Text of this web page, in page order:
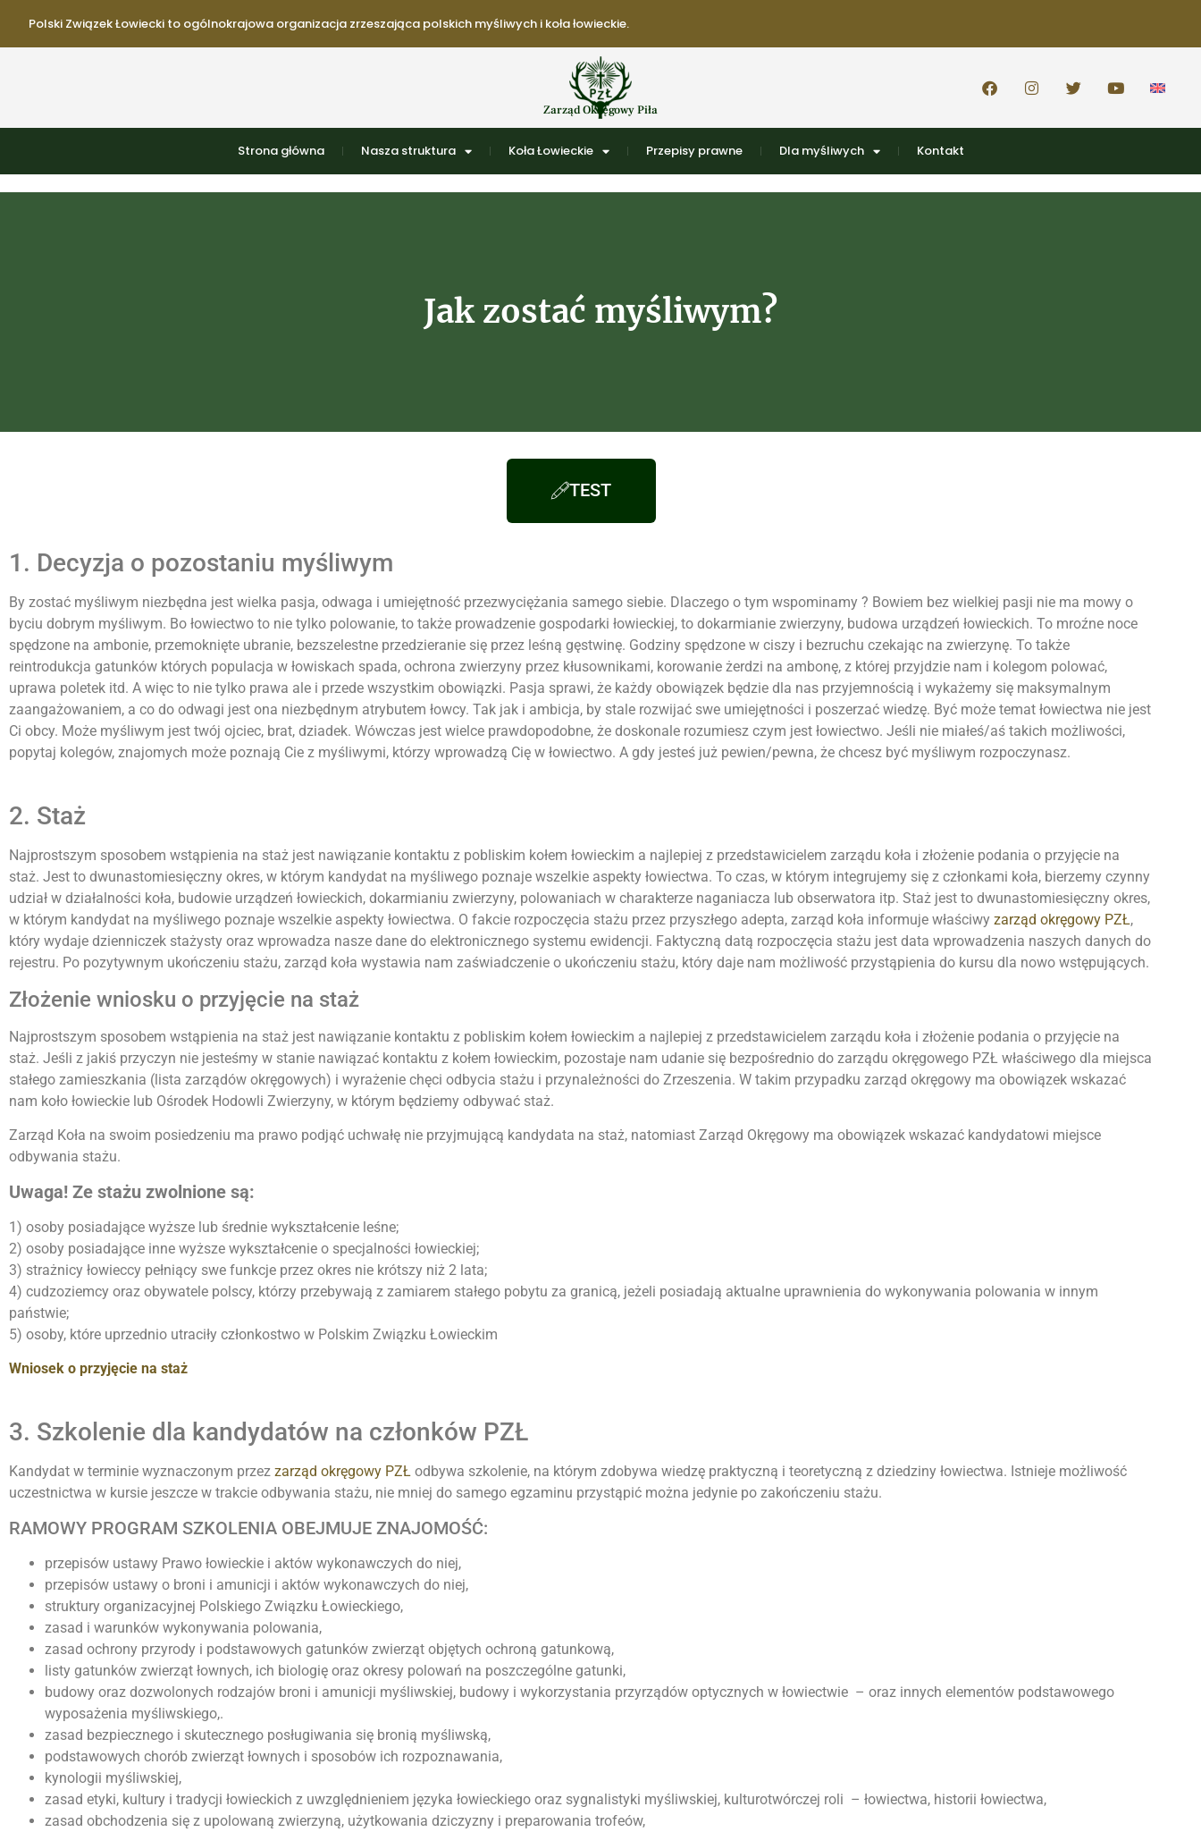
Polski Związek Łowiecki to ogólnokrajowa organizacja zrzeszająca polskich myśliwych i koła łowieckie.
Zarząd Okręgowy Piła
Strona główna Nasza struktura Koła Łowieckie Przepisy prawne Dla myśliwych Kontakt
Jak zostać myśliwym?
TEST
1. Decyzja o pozostaniu myśliwym
By zostać myśliwym niezbędna jest wielka pasja, odwaga i umiejętność przezwyciężania samego siebie. Dlaczego o tym wspominamy ? Bowiem bez wielkiej pasji nie ma mowy o
byciu dobrym myśliwym. Bo łowiectwo to nie tylko polowanie, to także prowadzenie gospodarki łowieckiej, to dokarmianie zwierzyny, budowa urządzeń łowieckich. To mroźne noce
spędzone na ambonie, przemoknięte ubranie, bezszelestne przedzieranie się przez leśną gęstwinę. Godziny spędzone w ciszy i bezruchu czekając na zwierzynę. To także
reintrodukcja gatunków których populacja w łowiskach spada, ochrona zwierzyny przez kłusownikami, korowanie żerdzi na ambonę, z której przyjdzie nam i kolegom polować,
uprawa poletek itd. A więc to nie tylko prawa ale i przede wszystkim obowiązki. Pasja sprawi, że każdy obowiązek będzie dla nas przyjemnością i wykażemy się maksymalnym
zaangażowaniem, a co do odwagi jest ona niezbędnym atrybutem łowcy. Tak jak i ambicja, by stale rozwijać swe umiejętności i poszerzać wiedzę. Być może temat łowiectwa nie jest
Ci obcy. Może myśliwym jest twój ojciec, brat, dziadek. Wówczas jest wielce prawdopodobne, że doskonale rozumiesz czym jest łowiectwo. Jeśli nie miałeś/aś takich możliwości,
popytaj kolegów, znajomych może poznają Cie z myśliwymi, którzy wprowadzą Cię w łowiectwo. A gdy jesteś już pewien/pewna, że chcesz być myśliwym rozpoczynasz.
2. Staż
Najprostszym sposobem wstąpienia na staż jest nawiązanie kontaktu z pobliskim kołem łowieckim a najlepiej z przedstawicielem zarządu koła i złożenie podania o przyjęcie na
staż. Jest to dwunastomiesięczny okres, w którym kandydat na myśliwego poznaje wszelkie aspekty łowiectwa. To czas, w którym integrujemy się z członkami koła, bierzemy czynny
udział w działalności koła, budowie urządzeń łowieckich, dokarmianiu zwierzyny, polowaniach w charakterze naganiacza lub obserwatora itp. Staż jest to dwunastomiesięczny okres,
w którym kandydat na myśliwego poznaje wszelkie aspekty łowiectwa. O fakcie rozpoczęcia stażu przez przyszłego adepta, zarząd koła informuje właściwy zarząd okręgowy PZŁ,
który wydaje dzienniczek stażysty oraz wprowadza nasze dane do elektronicznego systemu ewidencji. Faktyczną datą rozpoczęcia stażu jest data wprowadzenia naszych danych do
rejestru. Po pozytywnym ukończeniu stażu, zarząd koła wystawia nam zaświadczenie o ukończeniu stażu, który daje nam możliwość przystąpienia do kursu dla nowo wstępujących.
Złożenie wniosku o przyjęcie na staż
Najprostszym sposobem wstąpienia na staż jest nawiązanie kontaktu z pobliskim kołem łowieckim a najlepiej z przedstawicielem zarządu koła i złożenie podania o przyjęcie na
staż. Jeśli z jakiś przyczyn nie jesteśmy w stanie nawiązać kontaktu z kołem łowieckim, pozostaje nam udanie się bezpośrednio do zarządu okręgowego PZŁ właściwego dla miejsca
stałego zamieszkania (lista zarządów okręgowych) i wyrażenie chęci odbycia stażu i przynależności do Zrzeszenia. W takim przypadku zarząd okręgowy ma obowiązek wskazać
nam koło łowieckie lub Ośrodek Hodowli Zwierzyny, w którym będziemy odbywać staż.
Zarząd Koła na swoim posiedzeniu ma prawo podjąć uchwałę nie przyjmującą kandydata na staż, natomiast Zarząd Okręgowy ma obowiązek wskazać kandydatowi miejsce
odbywania stażu.
Uwaga! Ze stażu zwolnione są:
1) osoby posiadające wyższe lub średnie wykształcenie leśne;
2) osoby posiadające inne wyższe wykształcenie o specjalności łowieckiej;
3) strażnicy łowieccy pełniący swe funkcje przez okres nie krótszy niż 2 lata;
4) cudzoziemcy oraz obywatele polscy, którzy przebywają z zamiarem stałego pobytu za granicą, jeżeli posiadają aktualne uprawnienia do wykonywania polowania w innym
państwie;
5) osoby, które uprzednio utraciły członkostwo w Polskim Związku Łowieckim
Wniosek o przyjęcie na staż
3. Szkolenie dla kandydatów na członków PZŁ
Kandydat w terminie wyznaczonym przez zarząd okręgowy PZŁ odbywa szkolenie, na którym zdobywa wiedzę praktyczną i teoretyczną z dziedziny łowiectwa. Istnieje możliwość
uczestnictwa w kursie jeszcze w trakcie odbywania stażu, nie mniej do samego egzaminu przystąpić można jedynie po zakończeniu stażu.
RAMOWY PROGRAM SZKOLENIA OBEJMUJE ZNAJOMOŚĆ:
przepisów ustawy Prawo łowieckie i aktów wykonawczych do niej,
przepisów ustawy o broni i amunicji i aktów wykonawczych do niej,
struktury organizacyjnej Polskiego Związku Łowieckiego,
zasad i warunków wykonywania polowania,
zasad ochrony przyrody i podstawowych gatunków zwierząt objętych ochroną gatunkową,
listy gatunków zwierząt łownych, ich biologię oraz okresy polowań na poszczególne gatunki,
budowy oraz dozwolonych rodzajów broni i amunicji myśliwskiej, budowy i wykorzystania przyrządów optycznych w łowiectwie – oraz innych elementów podstawowego
wyposażenia myśliwskiego,.
zasad bezpiecznego i skutecznego posługiwania się bronią myśliwską,
podstawowych chorób zwierząt łownych i sposobów ich rozpoznawania,
kynologii myśliwskiej,
zasad etyki, kultury i tradycji łowieckich z uwzględnieniem języka łowieckiego oraz sygnalistyki myśliwskiej, kulturotwórczej roli – łowiectwa, historii łowiectwa,
zasad obchodzenia się z upolowaną zwierzyną, użytkowania dziczyzny i preparowania trofeów,